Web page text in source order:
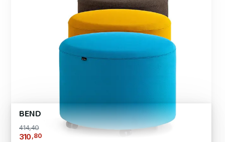
BEND
414,40
310,80